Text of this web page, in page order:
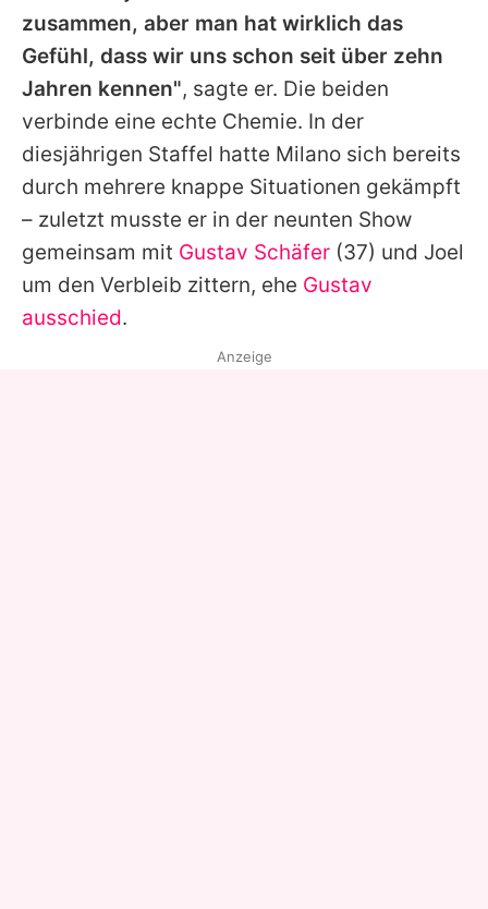
zusammen, aber man hat wirklich das
Gefühl, dass wir uns schon seit über zehn
Jahren kennen", sagte er. Die beiden
verbinde eine echte Chemie. In der
diesjährigen Staffel hatte Milano sich bereits
durch mehrere knappe Situationen gekämpft
– zuletzt musste er in der neunten Show
gemeinsam mit Gustav Schäfer (37) und Joel
um den Verbleib zittern, ehe Gustav
ausschied.
Anzeige